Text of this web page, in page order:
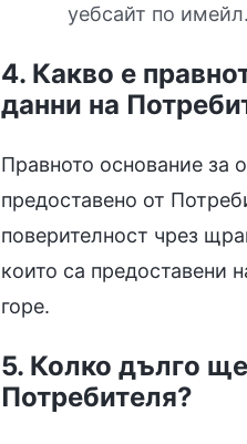
уебсайт по имейл.
4. Какво е
данни на
Правното основание за
предоставено от
поверителност чрез
които са предоставени
горе.
5. Колко дълго
Потребителя?